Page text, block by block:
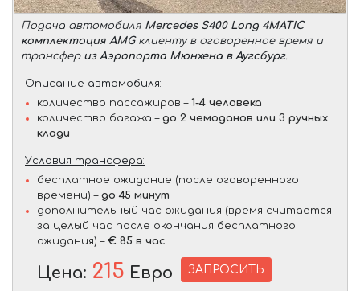
Подача автомобиля Mercedes S400 Long 4MATIC
комплектация AMGклиенту в оговоренное время и
трансфер из Аэропорта Мюнхена в Аугсбург.
Описание автомобиля:
количество пассажиров – 1-4 человека
количество багажа – до 2 чемоданов или 3 ручных
клади
Условия трансфера:
бесплатное ожидание (после оговоренного
времени) – до 45 минут
дополнительный час ожидания (время считается
за целый час после окончания бесплатного
ожидания) – € 85 в час
Цена: 215 Евро ЗАПРОСИТЬ